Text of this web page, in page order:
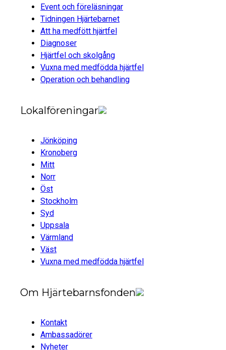
Event och föreläsningar
Tidningen Hjärtebarnet
Att ha medfött hjärtfel
Diagnoser
Hjärtfel och skolgång
Vuxna med medfödda hjärtfel
Operation och behandling
Lokalföreningar
Jönköping
Kronoberg
Mitt
Norr
Öst
Stockholm
Syd
Uppsala
Värmland
Väst
Vuxna med medfödda hjärtfel
Om Hjärtebarnsfonden
Kontakt
Ambassadörer
Nyheter